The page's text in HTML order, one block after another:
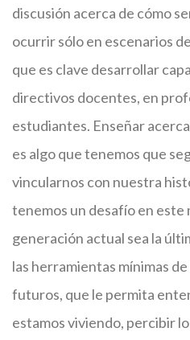
discusión acerca de cómo
ocurrir sólo en escenarios
que es clave desarrollar
directivos docentes, en
estudiantes. Enseñar
es algo que tenemos que
vincularnos con nuestra
tenemos un desafío en este
generación actual sea la
las herramientas mínimas
futuros, que le permita
estamos viviendo, percibir